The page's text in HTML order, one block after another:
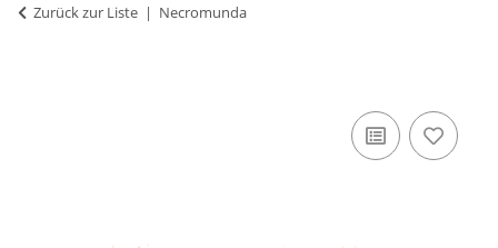
Zurück zur Liste Necromunda